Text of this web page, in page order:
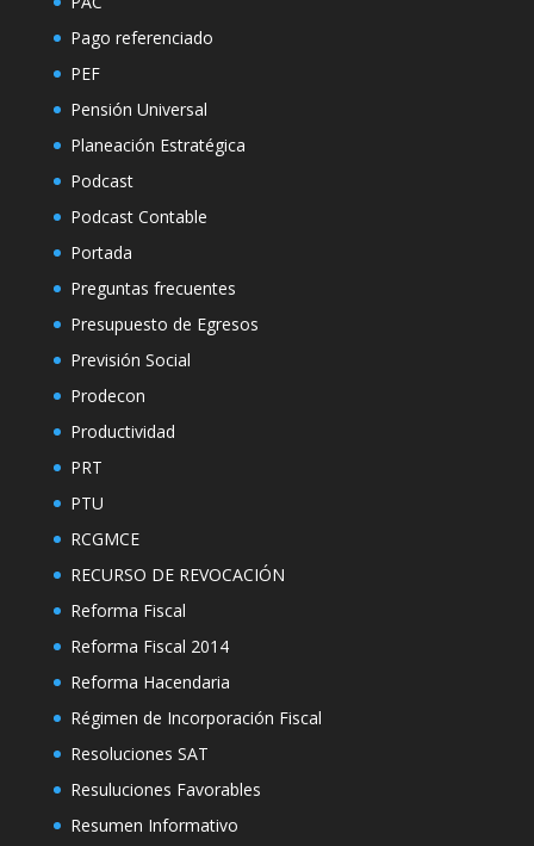
Pago referenciado
PEF
Pensión Universal
Planeación Estratégica
Podcast
Podcast Contable
Portada
Preguntas frecuentes
Presupuesto de Egresos
Previsión Social
Prodecon
Productividad
PRT
PTU
RCGMCE
RECURSO DE REVOCACIÓN
Reforma Fiscal
Reforma Fiscal 2014
Reforma Hacendaria
Régimen de Incorporación Fiscal
Resoluciones SAT
Resuluciones Favorables
Resumen Informativo